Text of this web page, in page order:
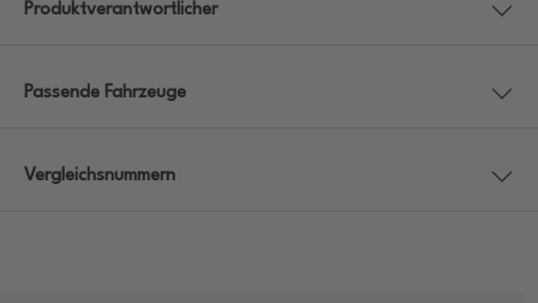
Produktverantwortlicher
Passende Fahrzeuge
Vergleichsnummern